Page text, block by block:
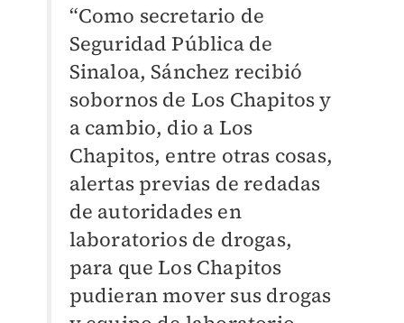
“Como secretario de
Seguridad Pública de
Sinaloa, Sánchez recibió
sobornos de Los Chapitos y
a cambio, dio a Los
Chapitos, entre otras cosas,
alertas previas de redadas
de autoridades en
laboratorios de drogas,
para que Los Chapitos
pudieran mover sus drogas